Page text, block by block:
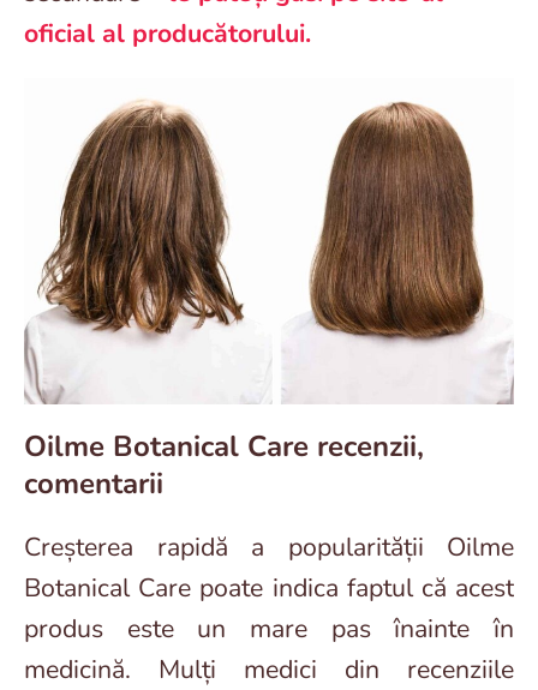
oficial al producătorului.
Oilme Botanical Care recenzii,
comentarii
Creșterea rapidă a popularității Oilme
Botanical Care poate indica faptul că acest
produs este un mare pas înainte în
medicină. Mulți medici din recenziile